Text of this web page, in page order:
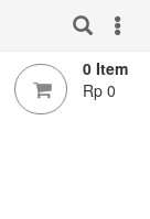
0 Item
Rp 0